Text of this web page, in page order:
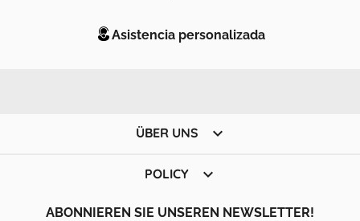
Asistencia personalizada
ÜBER UNS 
POLICY 
ABONNIEREN SIE UNSEREN NEWSLETTER!